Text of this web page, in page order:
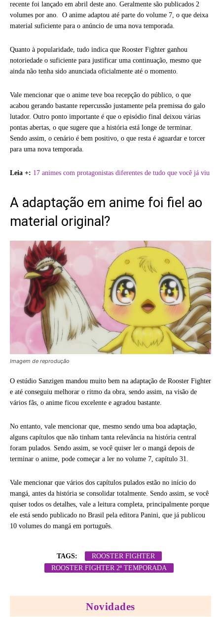
recente foi lançado em abril deste ano. Geralmente são publicados 2
volumes por ano. O anime adaptou até parte do volume 7, o que deixa
material suficiente para o anúncio de uma nova temporada.
Quanto à popularidade, tudo indica que Rooster Fighter ganhou
notoriedade o suficiente para justificar uma continuação, mesmo que
ainda não tenha sido anunciada oficialmente até o momento.
Vale mencionar que o anime teve boa recepção do público, o que
acabou gerando bastante repercussão justamente pela premissa do galo
lutador. Outro ponto importante é que o episódio final deixou várias
pontas abertas, o que sugere que a história está longe de terminar.
Sendo assim, o cenário é bem positivo, o que resta é aguardar e torcer
para uma nova temporada.
Leia +: 17 animes com protagonistas diferentes de tudo que você já viu
A adaptação em anime foi fiel ao
material original?
Imagem de reprodução
O estúdio Sanzigen mandou muito bem na adaptação de Rooster Fighter
e até conseguiu melhorar o ritmo da obra, sendo assim, na visão de
vários fãs, o anime ficou excelente e agradou bastante.
No entanto, vale mencionar que, mesmo sendo uma boa adaptação,
alguns capítulos que não tinham tanta relevância na história central
foram pulados. Sendo assim, se você quiser ler o mangá depois de
terminar o anime, pode começar a ler no volume 7, capítulo 31.
Vale mencionar que vários dos capítulos pulados estão no início do
mangá, antes da história se consolidar totalmente. Sendo assim, se você
quiser todos os detalhes, vale a leitura completa, principalmente porque
ele está sendo publicado no Brasil pela editora Panini, que já publicou
10 volumes do mangá em português.
TAGS:
ROOSTER FIGHTER
ROOSTER FIGHTER 2ª TEMPORADA
Novidades